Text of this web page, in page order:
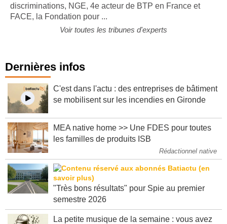
discriminations, NGE, 4e acteur de BTP en France et
FACE, la Fondation pour ...
Voir toutes les tribunes d'experts
Dernières infos
C'est dans l'actu : des entreprises de bâtiment
se mobilisent sur les incendies en Gironde
MEA native home >> Une FDES pour toutes
les familles de produits ISB
Rédactionnel native
"Très bons résultats" pour Spie au premier
semestre 2026
La petite musique de la semaine : vous avez